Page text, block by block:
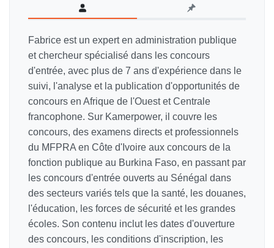
Fabrice est un expert en administration publique
et chercheur spécialisé dans les concours
d'entrée, avec plus de 7 ans d'expérience dans le
suivi, l'analyse et la publication d'opportunités de
concours en Afrique de l'Ouest et Centrale
francophone. Sur Kamerpower, il couvre les
concours, des examens directs et professionnels
du MFPRA en Côte d'Ivoire aux concours de la
fonction publique au Burkina Faso, en passant par
les concours d'entrée ouverts au Sénégal dans
des secteurs variés tels que la santé, les douanes,
l'éducation, les forces de sécurité et les grandes
écoles. Son contenu inclut les dates d'ouverture
des concours, les conditions d'inscription, les